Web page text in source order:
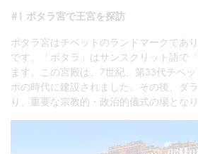
#1 ポタラ宮で王宮を探訪
ポタラ宮はチベットのランドマークであ
です。「ポタラ」はサンスクリット語で
ます。この宮殿は、7世紀、第33代チベ
ポの時代に建設されました。その後、ダ
り、重要な宗教的・政治的儀式の場となり